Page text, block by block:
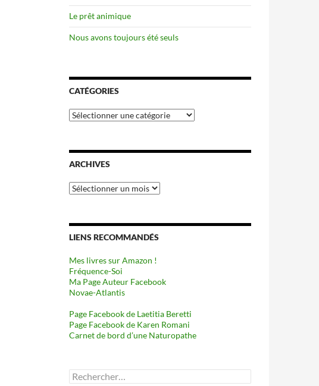
Le prêt animique
Nous avons toujours été seuls
CATÉGORIES
Catégories
ARCHIVES
Archives
LIENS RECOMMANDÉS
Mes livres sur Amazon !
Fréquence-Soi
Ma Page Auteur Facebook
Novae-Atlantis
Page Facebook de Laetitia Beretti
Page Facebook de Karen Romani
Carnet de bord d’une Naturopathe
Rechercher :